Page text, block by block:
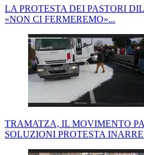
LA PROTESTA DEI PASTORI
«NON CI FERMEREMO»...
TRAMATZA, IL MOVIMENTO
SOLUZIONI PROTESTA